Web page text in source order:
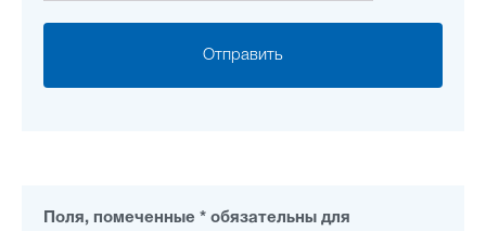
Отправить
Поля, помеченные * обязательны для